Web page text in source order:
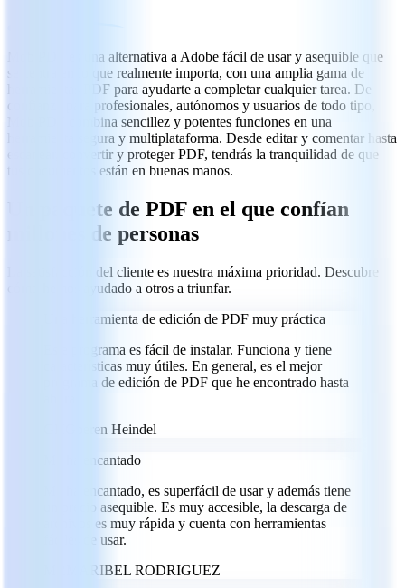
MobiPDF es una alternativa a Adobe fácil de usar y asequible que
se centra en lo que realmente importa, con una amplia gama de
herramientas PDF para ayudarte a completar cualquier tarea. De
confianza para profesionales, autónomos y usuarios de todo tipo,
MobiPDF combina sencillez y potentes funciones en una
herramienta segura y multiplataforma. Desde editar y comentar hasta
escanear, convertir y proteger PDF, tendrás la tranquilidad de que
tus documentos están en buenas manos.
Un paquete de PDF en el que confían
millones de personas
La satisfacción del cliente es nuestra máxima prioridad. Descubre
cómo hemos ayudado a otros a triunfar.
Una herramienta de edición de PDF muy práctica
Este programa es fácil de instalar. Funciona y tiene
características muy útiles. En general, es el mejor
programa de edición de PDF que he encontrado hasta
Goeren Heindel
Me ha encantado
Me ha encantado, es superfácil de usar y además tiene
un precio asequible. Es muy accesible, la descarga de
archivos es muy rápida y cuenta con herramientas
fáciles de usar.
MARIBEL RODRIGUEZ